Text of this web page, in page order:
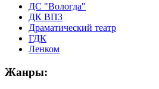
ДС "Вологда"
ДК ВПЗ
Драматический театр
ГДК
Ленком
Жанры: